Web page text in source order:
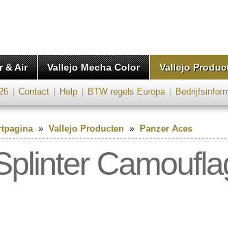
& Air Vallejo Mecha Color Vallejo
Contact Help BTW regels Europa
» Vallejo Producten » Panzer Aces